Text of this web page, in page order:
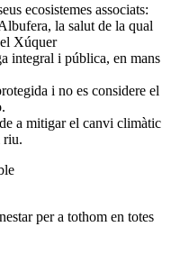
ecosistemes associats:
la salut de la qual
Xúquer
integral i pública, en mans
i no es considere el
a mitigar el canvi climàtic
riu.
per a tothom en totes